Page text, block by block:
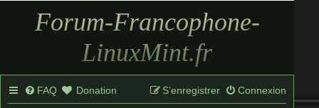
Forum-Francophone-
LinuxMint.fr
FAQ Donation Connexion
S’enregistrer